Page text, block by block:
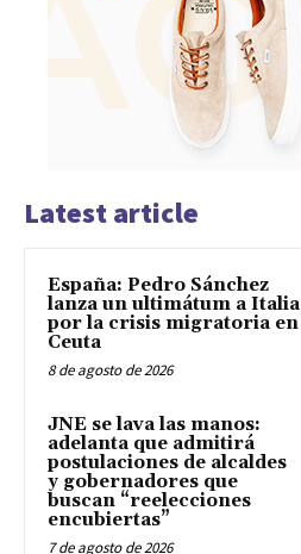
Latest article
España: Pedro Sánchez
lanza un ultimátum a Italia
por la crisis migratoria en
Ceuta
8 de agosto de 2026
JNE se lava las manos:
adelanta que admitirá
postulaciones de alcaldes
y gobernadores que
buscan “reelecciones
encubiertas”
7 de agosto de 2026